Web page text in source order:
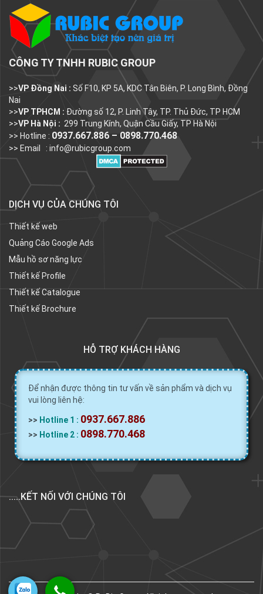
CÔNG TY TNHH RUBIC GROUP
>>VP Đồng Nai : Số F10, KP 5A, KDC Tân Biên, P. Long Bình, Đồng
Nai
>>VP TPHCM : Đường số 12, P. Linh Tây, TP. Thủ Đức, TP HCM
>>VP Hà Nội : 299 Trung Kính, Quận Cầu Giấy, TP Hà Nội
>> Hotline : 0937.667.886 – 0898.770.468
>> Email : info@rubicgroup.com
DỊCH VỤ CỦA CHÚNG TÔI
Thiết kế web
Quảng Cáo Google Ads
Mẫu hồ sơ năng lực
Thiết kế Profile
Thiết kế Catalogue
Thiết kế Brochure
HỖ TRỢ KHÁCH HÀNG
Để nhận được thông tin tư vấn về sản phẩm và dịch vụ
vui lòng liên hệ:
>> Hotline 1 : 0937.667.886
>> Hotline 2 : 0898.770.468
.....KẾT NỐI VỚI CHÚNG TÔI